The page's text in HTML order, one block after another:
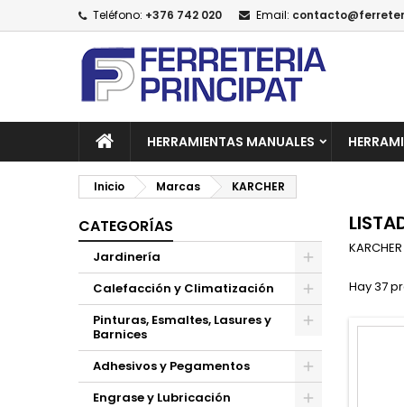
Teléfono: +376 742 020 Email:
HERRAMIENTAS MANUALES
Inicio Marcas KARCHER
CATEGORÍAS
Jardinería
Calefacción y Climatización
Pinturas, Esmaltes, Lasures y
Barnices
Adhesivos y Pegamentos
Engrase y Lubricación
KARCHER
Hay 37